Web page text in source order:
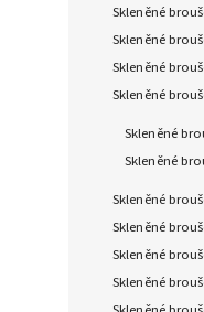
Skleněné
Skleněné
Skleněné
Skleněné
Skleněné
Skleněné
Skleněné
Skleněné
Skleněné
Skleněné